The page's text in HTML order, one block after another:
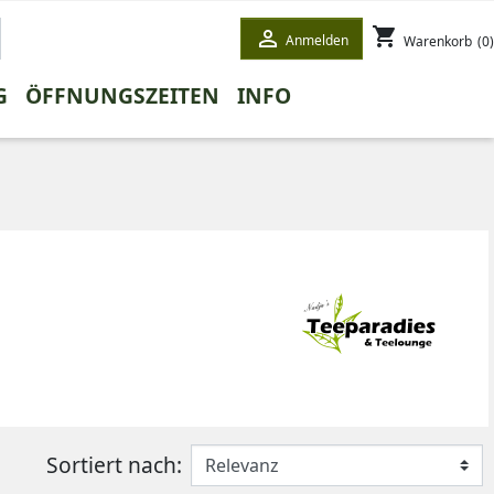
 Anmelden shopping_cart Warenkorb (0)
ÖFFNUNGSZEITEN INFO
Sortiert nach: